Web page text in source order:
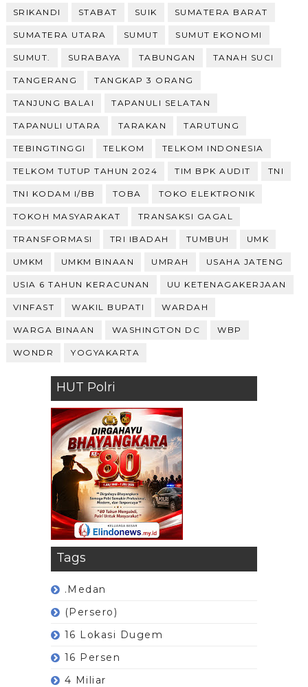
SRIKANDI STABAT SUIK SUMATERA BARAT
SUMATERA UTARA SUMUT SUMUT EKONOMI
SUMUT. SURABAYA TABUNGAN TANAH SUCI
TANGERANG TANGKAP 3 ORANG
TANJUNG BALAI TAPANULI SELATAN
TAPANULI UTARA TARAKAN TARUTUNG
TEBINGTINGGI TELKOM TELKOM INDONESIA
TELKOM TUTUP TAHUN 2024 TIM BPK AUDIT TNI
TNI KODAM I/BB TOBA TOKO ELEKTRONIK
TOKOH MASYARAKAT TRANSAKSI GAGAL
TRANSFORMASI TRI IBADAH TUMBUH UMK
UMKM UMKM BINAAN UMRAH USAHA JATENG
USIA 6 TAHUN KERACUNAN UU KETENAGAKERJAAN
VINFAST WAKIL BUPATI WARDAH
WARGA BINAAN WASHINGTON DC WBP
WONDR YOGYAKARTA
HUT Polri
Tags
.Medan
(Persero)
16 Lokasi Dugem
16 Persen
4 Miliar